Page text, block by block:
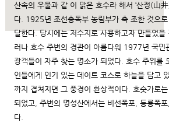
산속의 우물과 같 이 맑은 호수라 해서 ‘산정(山
다. 1925년 조선총독부 농림부가 축 조한 것으
달한다. 당시에는 저수지로 사용하고자 만들었
러나 호수 주변의 경관이 아름다워 1977년 국민
광객들이 자주 찾는 명소가 되었다. 호수 주위를
인들에게 인기 있는 데이트 코스로 하늘을 담고
까지 겹쳐지면 그 풍경이 환상적이다. 호숫가로
되었고, 주변의 명성산에서는 비선폭포, 등룡폭
다.